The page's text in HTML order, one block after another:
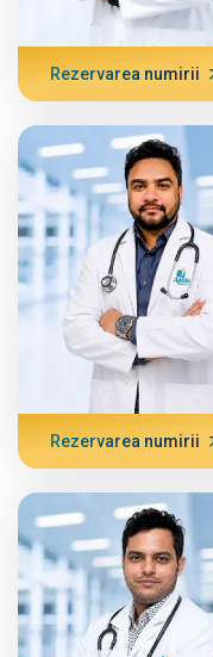
Rezervarea numirii
Rezervarea numirii